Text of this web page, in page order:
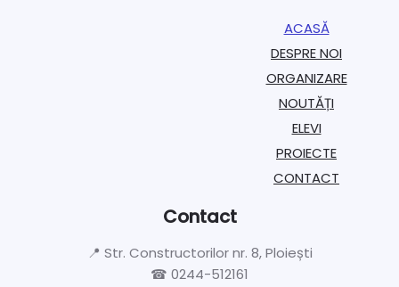
ACASĂ
DESPRE NOI
ORGANIZARE​
NOUTĂȚI
ELEVI
PROIECTE​
CONTACT
Contact
📍 Str. Constructorilor nr. 8, Ploiești
☎ 0244-512161